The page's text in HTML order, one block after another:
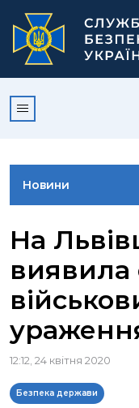
Новини
ВІДЕОГАЛЕРЕЯ
КОНТАКТИ
На
виявила
12:12, 24 квітня 2020
Безпека держави